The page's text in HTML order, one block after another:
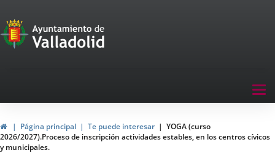
Portal
de
navegación
InicioPágina principal Te puede interesar
YOGA (curso
2026/2027).Proceso de inscripción actividades estables, en los centros cívicos
y municipales.